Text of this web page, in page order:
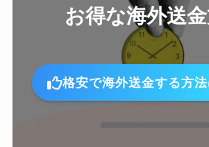
お得な海外送
格安で海外送金する方